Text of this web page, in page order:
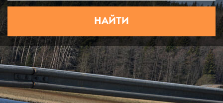
НАЙТИ